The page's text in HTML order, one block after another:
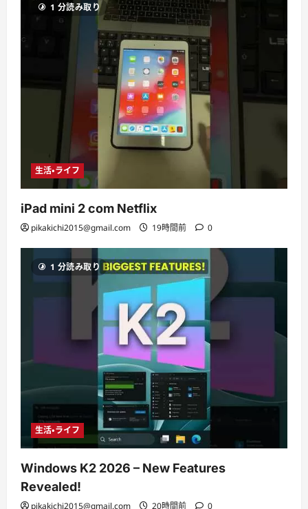
1 分読み取り
生活・ライフ
iPad mini 2 com Netflix
pikakichi2015@gmail.com 19時間前 0
1 分読み取り
生活・ライフ
Windows K2 2026 – New Features
Revealed!
pikakichi2015@gmail.com 20時間前 0